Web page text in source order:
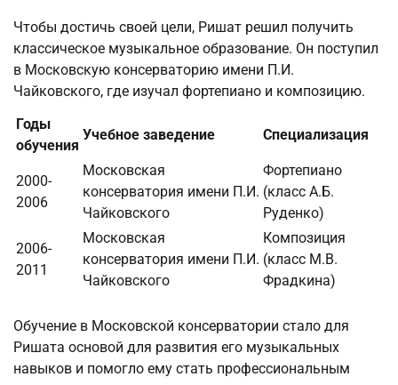
Чтобы достичь своей цели, Ришат решил получить
классическое музыкальное образование. Он поступил
в Московскую консерваторию имени П.И.
Чайковского, где изучал фортепиано и композицию.
Годы
обучения
Учебное заведение Специализация
2000-
2006
Московская
консерватория имени П.И.
Чайковского
Фортепиано
(класс А.Б.
Руденко)
2006-
2011
Московская
консерватория имени П.И.
Чайковского
Композиция
(класс М.В.
Фрадкина)
Обучение в Московской консерватории стало для
Ришата основой для развития его музыкальных
навыков и помогло ему стать профессиональным